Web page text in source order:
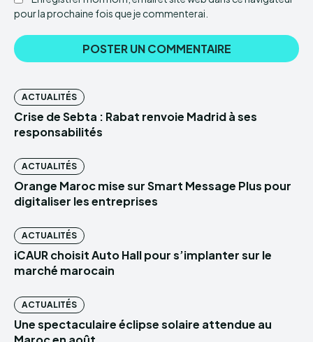
pour la prochaine fois que je commenterai.
ACTUALITÉS
Crise de Sebta : Rabat renvoie Madrid à ses
responsabilités
ACTUALITÉS
Orange Maroc mise sur Smart Message Plus pour
digitaliser les entreprises
ACTUALITÉS
iCAUR choisit Auto Hall pour s’implanter sur le
marché marocain
ACTUALITÉS
Une spectaculaire éclipse solaire attendue au